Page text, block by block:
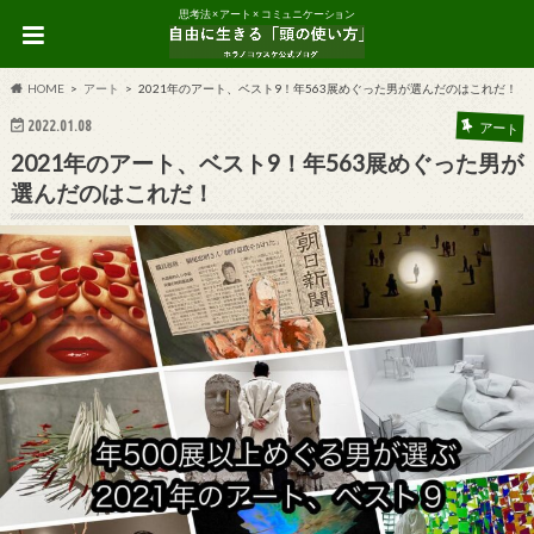
思考法 × アート × コミュニケーション
HOME アート 2021年のアート、ベスト9！年563展めぐった男が選んだのはこれだ！
2022.01.08 アート
2021年のアート、ベスト9！年563展めぐった男が
選んだのはこれだ！